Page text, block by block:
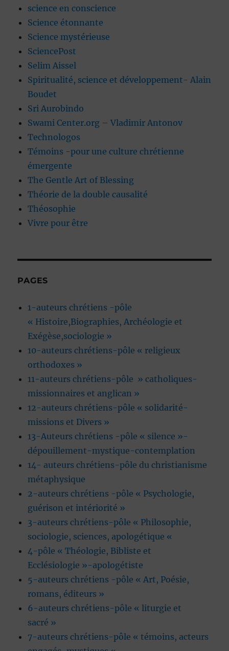
science en conscience
Science étonnante
Science mystérieuse
SciencePost
Selim Aissel
Spiritualité, science et développement- Alain
Boudet
Sri Aurobindo
Swami Center.org – Vladimir Antonov
Technologos
Témoins -pour une culture chrétienne
émergente
The Gentle Art of Blessing
Théorie de la double causalité
Théosophie
Vivre pour être
PAGES
1-auteurs chrétiens -pôle
« Histoire,Biographies, Archéologie et
Exégèse,sociologie »
10-auteurs chrétiens-pôle « religieux
orthodoxes »
11-auteurs chrétiens-pôle » catholiques-
missionnaires et anglican »
12-auteurs chrétiens-pôle « solidarité-
missions et Divers »
13-Auteurs chrétiens -pôle « silence »-
dépouillement-mystique-contemplation
14- auteurs chrétiens-pôle du christianisme
métaphysique
2-auteurs chrétiens -pôle « Psychologie,
guérison et intériorité »
3-auteurs chrétiens-pôle « Philosophie,
sociologie, sciences, apologétique «
4-pôle « Théologie, Bibliste et
Ecclésiologie »-apologétiste
5-auteurs chrétiens -pôle « Art, Poésie,
romans, éditeurs »
6-auteurs chrétiens-pôle « liturgie et
sacré »
7-auteurs chrétiens-pôle « témoins, acteurs